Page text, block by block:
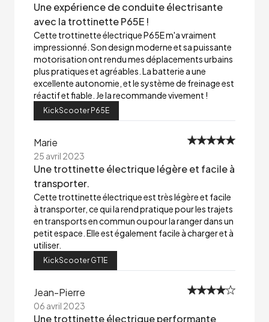
Une expérience de conduite électrisante
avec la trottinette P65E !
Cette trottinette électrique P65E m'a vraiment
impressionné. Son design moderne et sa puissante
motorisation ont rendu mes déplacements urbains
plus pratiques et agréables. La batterie a une
excellente autonomie, et le système de freinage est
réactif et fiable. Je la recommande vivement !
KickScooter P65E
Marie
25 avril 2023
Une trottinette électrique légère et facile à
transporter.
Cette trottinette électrique est très légère et facile
à transporter, ce qui la rend pratique pour les trajets
en transports en commun ou pour la ranger dans un
petit espace. Elle est également facile à charger et à
utiliser.
KickScooter GT1E
Jean-Pierre
06 avril 2023
Une trottinette électrique performante